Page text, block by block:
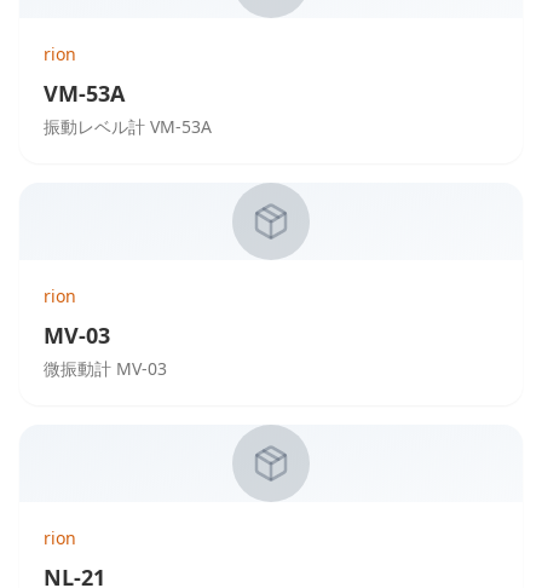
rion
VM-53A
振動レベル計 VM-53A
rion
MV-03
微振動計 MV-03
rion
NL-21